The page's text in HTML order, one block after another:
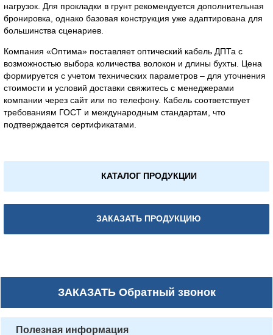
нагрузок. Для прокладки в грунт рекомендуется дополнительная
бронировка, однако базовая конструкция уже адаптирована для
большинства сценариев.
Компания «Оптима» поставляет оптический кабель ДПТа с
возможностью выбора количества волокон и длины бухты. Цена
формируется с учетом технических параметров – для уточнения
стоимости и условий доставки свяжитесь с менеджерами
компании через сайт или по телефону. Кабель соответствует
требованиям ГОСТ и международным стандартам, что
подтверждается сертификатами.
КАТАЛОГ ПРОДУКЦИИ
ЗАКАЗАТЬ ПРОДУКЦИЮ
ЗАКАЗАТЬОбратный звонок
Полезная информация